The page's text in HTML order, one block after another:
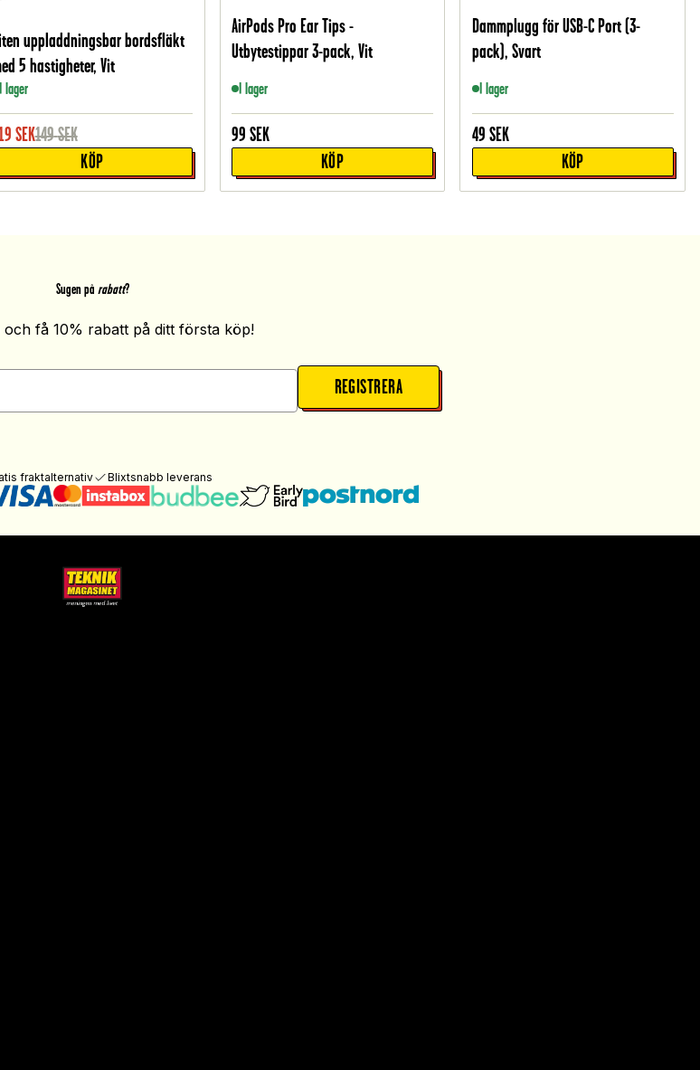
uppladdningsbar bordsfläkt
5 hastigheter, Vit
lager
SEK149SEK
KÖP
AirPods Pro Ear Tips -
Utbytestippar 3-pack, Vit
I lager
99 SEK
KÖP
Dammplugg för USB-C Port (3-
pack), Svart
I lager
49 SEK
KÖP
Sugen på rabatt?
och få 10% rabatt på ditt första köp!
REGISTRERA
fraktalternativ Blixtsnabb leverans